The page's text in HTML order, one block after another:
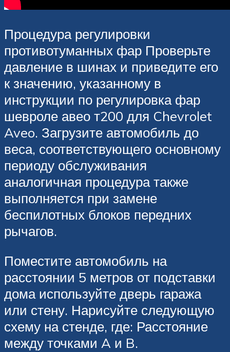
Процедура регулировки
противотуманных фар Проверьте
давление в шинах и приведите его
к значению, указанному в
инструкции по регулировка фар
шевроле авео т200 для Chevrolet
Aveo. Загрузите автомобиль до
веса, соответствующего основному
периоду обслуживания
аналогичная процедура также
выполняется при замене
беспилотных блоков передних
рычагов.
Поместите автомобиль на
расстоянии 5 метров от подставки
дома используйте дверь гаража
или стену. Нарисуйте следующую
схему на стенде, где: Расстояние
между точками A и B.